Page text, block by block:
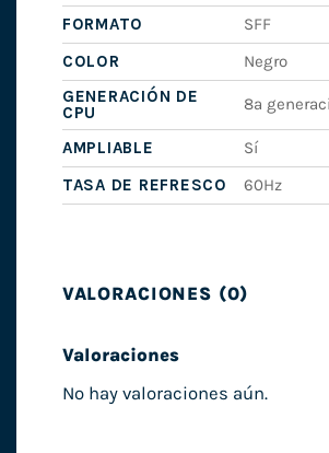
FORMATO
SFF
COLOR
Negro
GENERACIÓN DE
CPU
8ª
AMPLIABLE
Sí
TASA DE REFRESCO
60Hz
VALORACIONES (0)
Valoraciones
No hay valoraciones aún.